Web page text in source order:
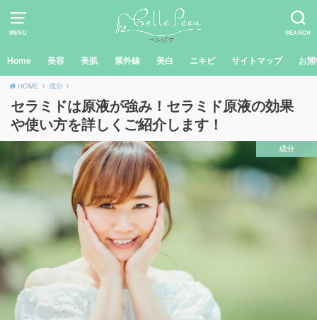
MENU SEARCH
Home 美容 美肌 紫外線 美白 ニキビ サイトマップ お
HOME 成分
セラミドは原液が強み！セラミド原液の効果
や使い方を詳しくご紹介します！
成分